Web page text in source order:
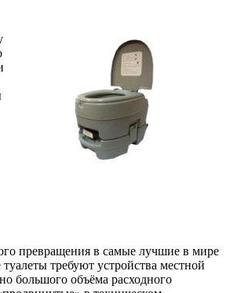
превращения в самые лучшие в мире
требуют устройства местной
большого объёма расходного